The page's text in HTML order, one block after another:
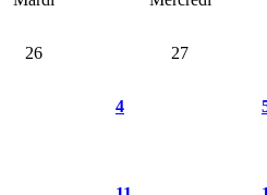
26 27
4